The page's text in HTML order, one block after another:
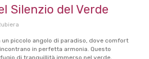
Silenzio del Verde
un piccolo angolo di paradiso, dove comfort
in perfetta armonia. Questo